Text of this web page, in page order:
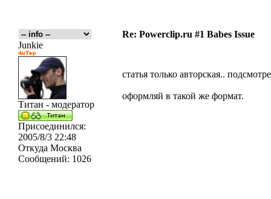
Re: Powerclip.ru #1 Babes Issue
Junkie
Титан - модератор
Присоединился:
2005/8/3 22:48
Откуда Москва
Сообщений: 1026
статья только авторская..
оформляй в такой же формат.